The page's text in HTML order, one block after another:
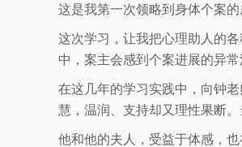
这是我第一次领略到身体个案
这次学习，让我把心理助人的
中，案主会感到个案进展的异
在这几年的学习实践中，向钟
慧，温润、支持却又理性果断
他和他的夫人，受益于体感，